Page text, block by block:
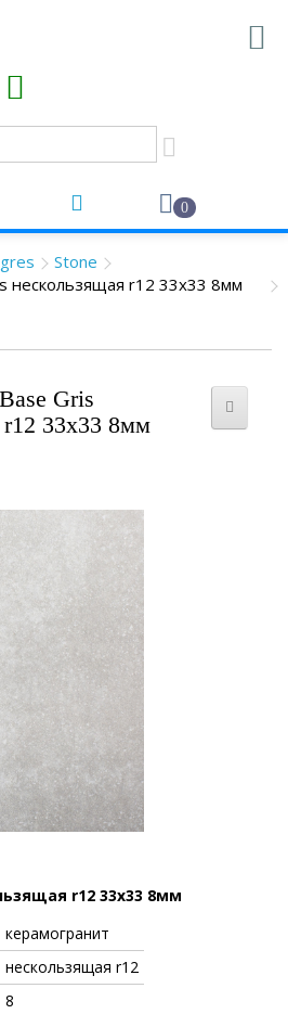
0
Stone
нескользящая r12 33x33 8мм
Gris
r12 33x33 8мм
r12 33x33 8мм
керамогранит
нескользящая r12
8